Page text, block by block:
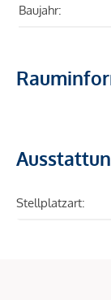
Baujahr:
Stellplatzart: